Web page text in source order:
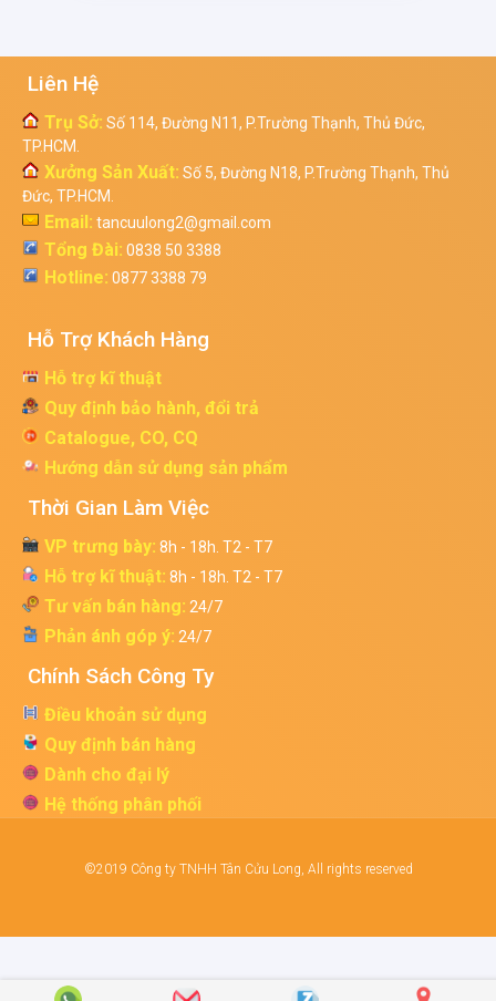
Liên Hệ
Trụ Sở: Số 114, Đường N11, P.Trường Thạnh, Thủ Đức,
TP.HCM.
Xưởng Sản Xuất: Số 5, Đường N18, P.Trường Thạnh, Thủ
Đức, TP.HCM.
Email: tancuulong2@gmail.com
Tổng Đài: 0838 50 3388
Hotline: 0877 3388 79
Hỗ Trợ Khách Hàng
Hỗ trợ kĩ thuật
Quy định bảo hành, đổi trả
Catalogue, CO, CQ
Hướng dẫn sử dụng sản phẩm
Thời Gian Làm Việc
VP trưng bày: 8h - 18h. T2 - T7
Hỗ trợ kĩ thuật: 8h - 18h. T2 - T7
Tư vấn bán hàng: 24/7
Phản ánh góp ý: 24/7
Chính Sách Công Ty
Điều khoản sử dụng
Quy định bán hàng
Dành cho đại lý
Hệ thống phân phối
©2019 Công ty TNHH Tân Cửu Long, All rights reserved